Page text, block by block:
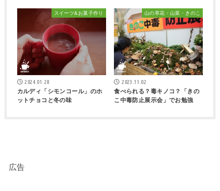
スイーツ&お菓子作り
2024.01.28
カルディ「シモンコール」のホ
ットチョコと冬の味
山の草花・山菜・きのこ
2023.11.02
食べられる？毒キノコ？「きの
こ中毒防止展示会」でお勉強
広告